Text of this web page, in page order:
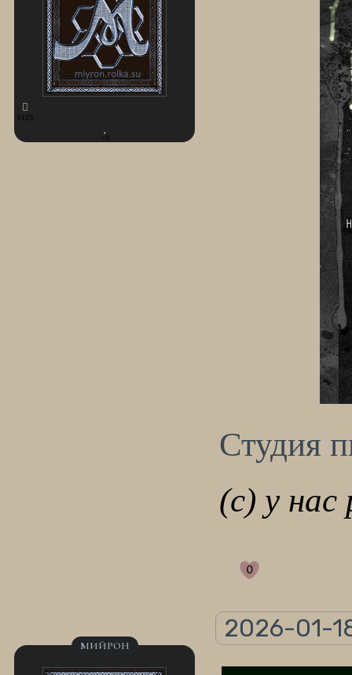
6123
+0
Студия
(с) у нас
0
2026-01-
МИЙРОН